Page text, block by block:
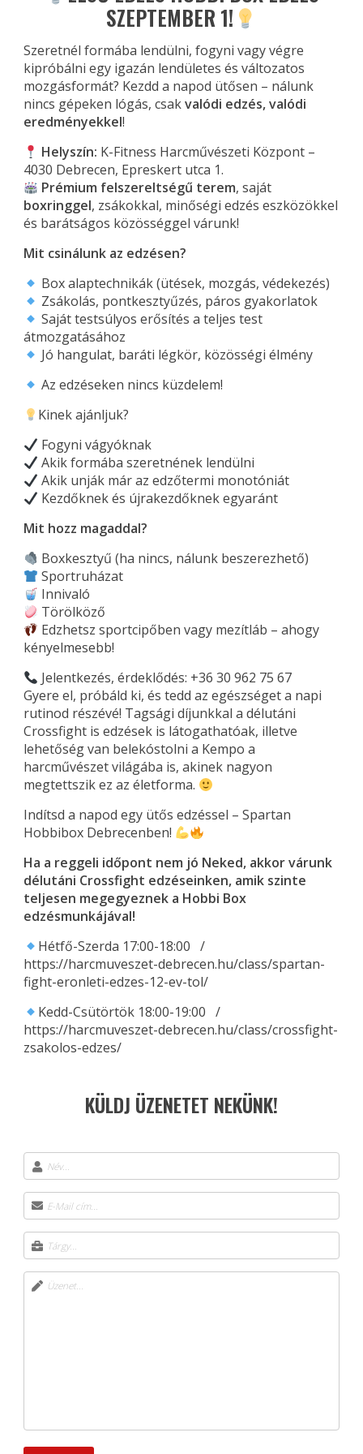
SZEPTEMBER 1!
Szeretnél formába lendülni, fogyni vagy végre
kipróbálni egy igazán lendületes és változatos
mozgásformát? Kezdd a napod ütősen – nálunk
nincs gépeken lógás, csakvalódi edzés, valódi
eredményekkel!
Helyszín: K-Fitness Harcművészeti Központ –
4030 Debrecen, Epreskert utca 1.
Prémium felszereltségű terem, saját
boxringgel, zsákokkal, minőségi edzés eszközökkel
és barátságos közösséggel várunk!
Mit csinálunk az edzésen?
Box alaptechnikák (ütések, mozgás, védekezés)
Zsákolás, pontkesztyűzés, páros gyakorlatok
Saját testsúlyos erősítés a teljes test
átmozgatásához
Jó hangulat, baráti légkör, közösségi élmény
Az edzéseken nincs küzdelem!
Kinek ajánljuk?
Fogyni vágyóknak
Akik formába szeretnének lendülni
Akik unják már az edzőtermi monotóniát
Kezdőknek és újrakezdőknek egyaránt
Mit hozz magaddal?
Boxkesztyű (ha nincs, nálunk beszerezhető)
Sportruházat
Innivaló
Törölköző
Edzhetsz sportcipőben vagy mezítláb – ahogy
kényelmesebb!
Jelentkezés, érdeklődés: +36 30 962 75 67
Gyere el, próbáld ki, és tedd az egészséget a napi
rutinod részévé! Tagsági díjunkkal a délutáni
Crossfight is edzések is látogathatóak, illetve
lehetőség van belekóstolni a Kempo a
harcművészet világába is, akinek nagyon
megtettszik ez az életforma.
Indítsd a napod egy ütős edzéssel – Spartan
Hobbibox Debrecenben!
Ha a reggeli időpont nem jó Neked, akkor várunk
délutáni Crossfight edzéseinken, amik szinte
teljesen megegyeznek a Hobbi Box
edzésmunkájával!
Hétfő-Szerda 17:00-18:00 /
https://harcmuveszet-debrecen.hu/class/spartan-
fight-eronleti-edzes-12-ev-tol/
Kedd-Csütörtök 18:00-19:00 /
https://harcmuveszet-debrecen.hu/class/crossfight-
zsakolos-edzes/
KÜLDJ ÜZENETET NEKÜNK!